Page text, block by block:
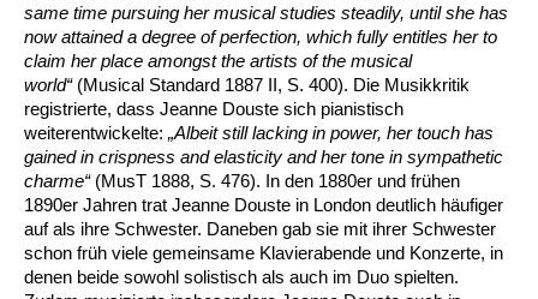
same time pursuing her musical studies steadily, until she has
now attained a degree of perfection, which fully entitles her to
claim her place amongst the artists of the musical
world“(Musical Standard 1887 II, S. 400). Die Musikkritik
registrierte, dass Jeanne Douste sich pianistisch
weiterentwickelte: „Albeit still lacking in power, her touch has
gained in crispness and elasticity and her tone in sympathetic
charme“(MusT 1888, S. 476). In den 1880er und frühen
1890er Jahren trat Jeanne Douste in London deutlich häufiger
auf als ihre Schwester. Daneben gab sie mit ihrer Schwester
schon früh viele gemeinsame Klavierabende und Konzerte, in
denen beide sowohl solistisch als auch im Duo spielten.